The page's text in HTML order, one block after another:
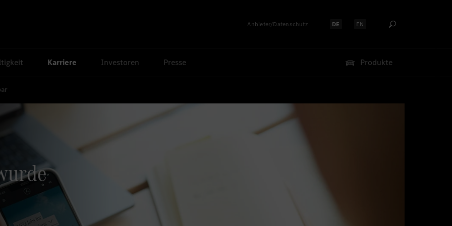
Anbieter/Datenschutz Sprache auswählen:
DE Sprache auswählen:
EN
Karriere Investoren Presse Produkte